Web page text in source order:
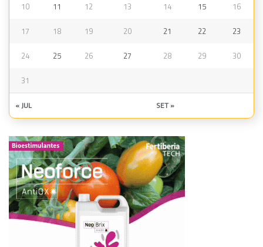
10 11 12 13 14 15 16
17 18 19 20 21 22 23
24 25 26 27 28 29 30
31
« JUL SET »